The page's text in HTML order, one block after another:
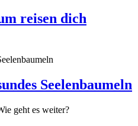
reisen dich
Seelenbaumeln